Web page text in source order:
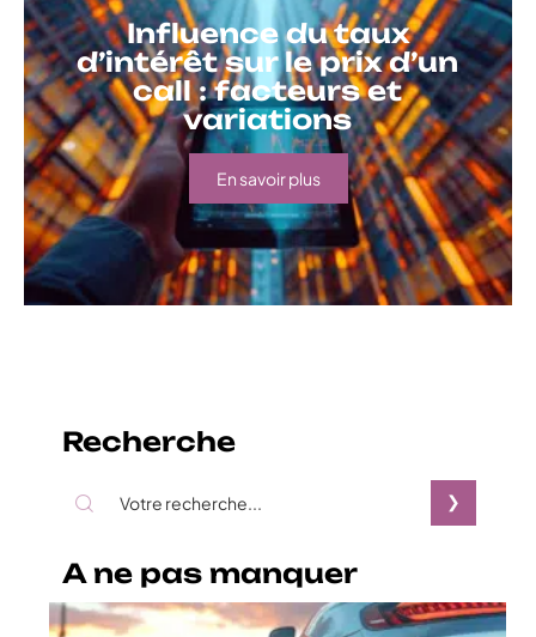
Influence du taux
d’intérêt sur le prix d’un
call : facteurs et
variations
En savoir plus
Recherche
A ne pas manquer